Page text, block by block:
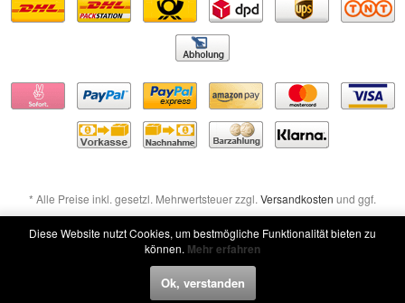
* Alle Preise inkl. gesetzl. Mehrwertsteuer zzgl. Versandkosten und ggf.
Nachnahmegebühren, wenn nicht anders beschrieben
Widerruf erklären
Diese Website nutzt Cookies, um bestmögliche Funktionalität bieten zu
können. Mehr erfahren
Ok, verstanden